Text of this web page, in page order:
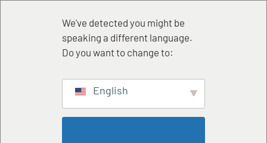
We've detected you might be
speaking a different language.
Do you want to change to:
English